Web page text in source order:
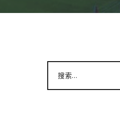
搜索...